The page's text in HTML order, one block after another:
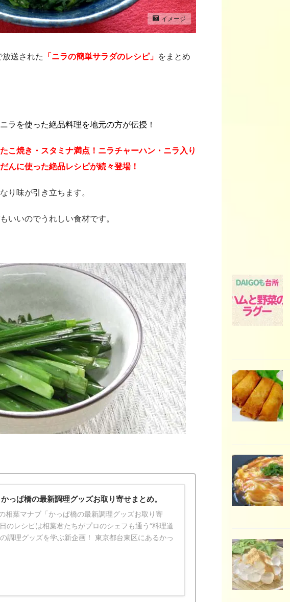
イメージ
送された 「ニラの簡単サラダのレシピ」 をまとめ
ラを使った絶品料理を地元の方が伝授！
こ焼き・スタミナ満点！ニラチャーハン・ニラ入り
んに使った絶品レシピが続々登場！
り味が引き立ちます。
いいのでうれしい食材です。
っぱ橋の最新調理グッズお取り寄せまとめ。
相葉マナブ「かっぱ橋の最新調理グッズお取り寄
のレシピは相葉君たちがプロのシェフも通う“料理道
調理グッズを学ぶ新企画！ 東京都台東区にあるかっ